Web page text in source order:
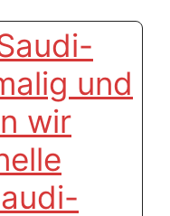
und
wir